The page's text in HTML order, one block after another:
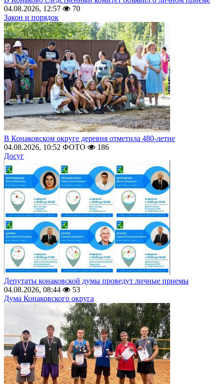
04.08.2026, 12:57
70
Закон и порядок
В Конаковском округе деревня отметила 480-летие
04.08.2026, 10:52 ФОТО
186
Досуг
Депутаты конаковской думы проведут личные приемы
04.08.2026, 08:44
53
Дума Конаковского округа